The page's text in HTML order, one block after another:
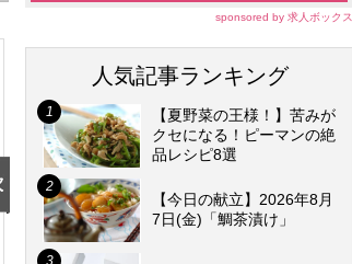
sponsored by 求人ボックス
人気記事ランキング
【夏野菜の王様！】苦みが
クセになる！ピーマンの絶
品レシピ8選
【今日の献立】2026年8月
7日(金)「鯛茶漬け」